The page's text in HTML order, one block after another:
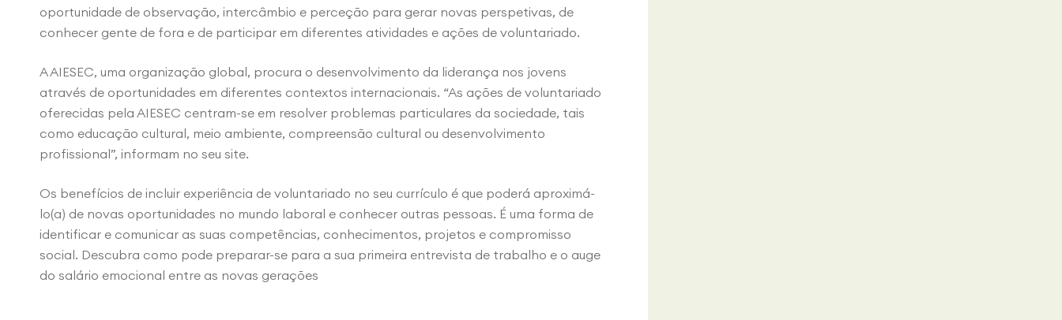
oportunidade de observação, intercâmbio e perceção para gerar novas perspetivas, de
conhecer gente de fora e de participar em diferentes atividades e ações de voluntariado.
A AIESEC, uma organização global, procura o desenvolvimento da liderança nos jovens
através de oportunidades em diferentes contextos internacionais. “As ações de voluntariado
oferecidas pela AIESEC centram-se em resolver problemas particulares da sociedade, tais
como educação cultural, meio ambiente, compreensão cultural ou desenvolvimento
profissional”, informam no seu site.
Os benefícios de incluir experiência de voluntariado no seu currículo é que poderá aproximá-
lo(a) de novas oportunidades no mundo laboral e conhecer outras pessoas. É uma forma de
identificar e comunicar as suas competências, conhecimentos, projetos e compromisso
social. Descubra como pode preparar-se para a sua primeira entrevista de trabalho e o auge
do salário emocional entre as novas gerações